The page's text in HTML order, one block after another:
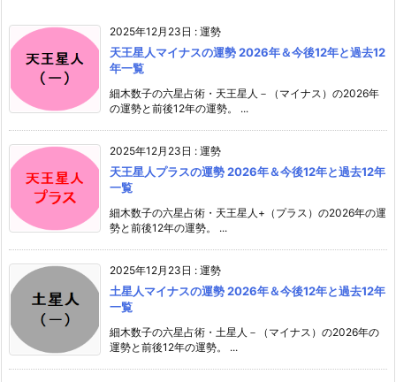
2025年12月23日 : 運勢
天王星人マイナスの運勢 2026年＆今後12年と過去12
年一覧
細木数子の六星占術・天王星人－（マイナス）の2026年
の運勢と前後12年の運勢。 ...
2025年12月23日 : 運勢
天王星人プラスの運勢 2026年＆今後12年と過去12年
一覧
細木数子の六星占術・天王星人+（プラス）の2026年の運
勢と前後12年の運勢。 ...
2025年12月23日 : 運勢
土星人マイナスの運勢 2026年＆今後12年と過去12年
一覧
細木数子の六星占術・土星人－（マイナス）の2026年の
運勢と前後12年の運勢。 ...